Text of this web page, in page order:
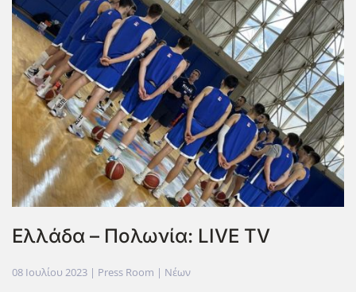
Ελλάδα – Πολωνία: LIVE TV
08 Ιουλίου 2023 | Press Room | Νέων